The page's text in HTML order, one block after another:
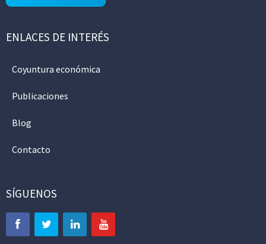
ENLACES DE INTERÉS
Coyuntura económica
Publicaciones
Blog
Contacto
SÍGUENOS